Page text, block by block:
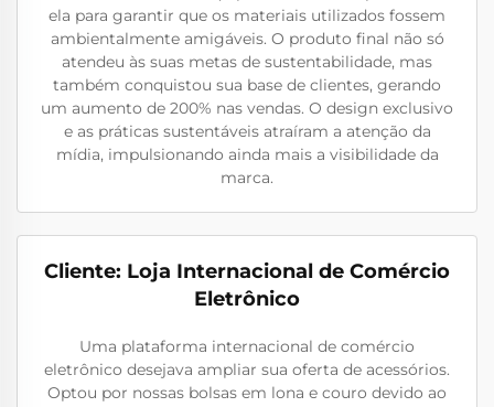
ela para garantir que os materiais utilizados fossem
ambientalmente amigáveis. O produto final não só
atendeu às suas metas de sustentabilidade, mas
também conquistou sua base de clientes, gerando
um aumento de 200% nas vendas. O design exclusivo
e as práticas sustentáveis atraíram a atenção da
mídia, impulsionando ainda mais a visibilidade da
marca.
Cliente: Loja Internacional de Comércio
Eletrônico
Uma plataforma internacional de comércio
eletrônico desejava ampliar sua oferta de acessórios.
Optou por nossas bolsas em lona e couro devido ao